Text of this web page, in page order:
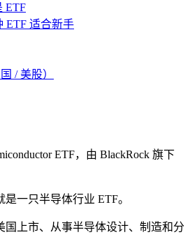
ETF
ETF 适合新手
/ 美股）
ETF，由 BlackRock 旗下
一只半导体行业 ETF。
国上市、从事半导体设计、制造和分